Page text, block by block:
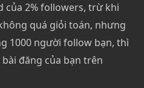
của 2% followers, trừ khi
quá giỏi toán, nhưng
1000 người follow bạn, thì
đăng của bạn trên